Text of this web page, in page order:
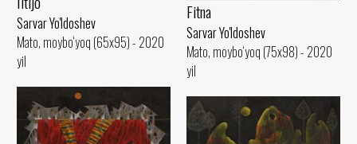
Fitna
Sarvar Yo'ldoshev
Mato, moybo‘yoq (75x98) - 2020
yil
Sarvar Yo'ldoshev
Mato, moybo‘yoq (65x95) - 2020
yil